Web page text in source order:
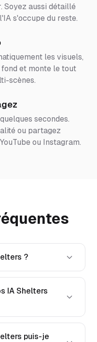
Soyez aussi détaillé
s'occupe du reste.
les visuels,
et monte le tout
scènes.
secondes.
ou partagez
ou Instagram.
?
IA Shelters
puis-je